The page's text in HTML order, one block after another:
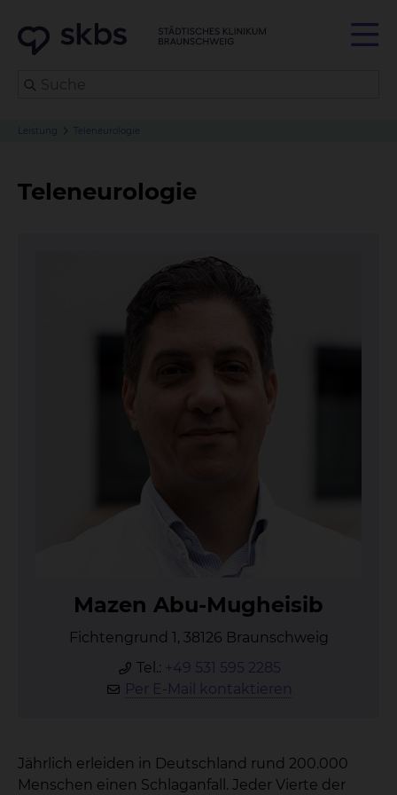
Leistung Teleneurologie
Teleneurologie
Ma­zen Abu-Mug­hei­sib
Fichtengrund 1, 38126 Braunschweig
Tel.: +49 531 595 2285
Per E-Mail kontaktieren
Jährlich erleiden in Deutschland rund 200.000
Menschen einen Schlaganfall. Jeder Vierte der